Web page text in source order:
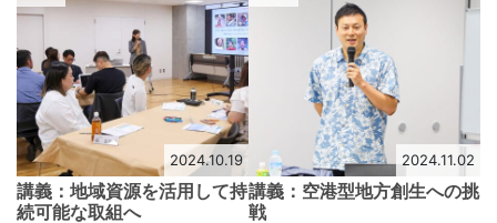
2024.10.19
講義：地域資源を活用して持
続可能な取組へ
2024.11.02
講義：空港型地方創生への挑
戦